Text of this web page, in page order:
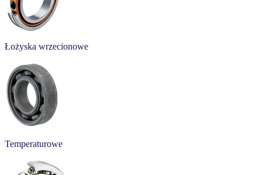
Łożyska wrzecionowe
Temperaturowe